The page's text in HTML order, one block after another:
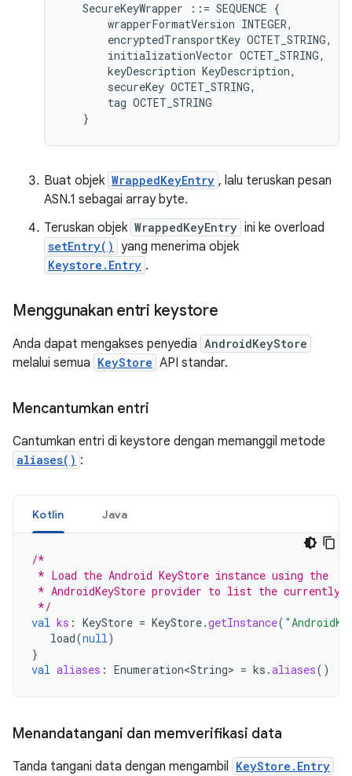
SecureKeyWrapper ::= SEQUENCE {
wrapperFormatVersion INTEGER,
encryptedTransportKey OCTET_STRING,
initializationVector OCTET_STRING,
keyDescription KeyDescription,
secureKey OCTET_STRING,
tag OCTET_STRING
}
Buat objek WrappedKeyEntry , lalu teruskan pesan
ASN.1 sebagai array byte.
Teruskan objek WrappedKeyEntry ini ke overload
setEntry() yang menerima objek
Keystore.Entry .
Menggunakan entri keystore
Anda dapat mengakses penyedia AndroidKeyStore
melalui semua KeyStore API standar.
Mencantumkan entri
Cantumkan entri di keystore dengan memanggil metode
aliases() :
Kotlin Java
/*
* Load the Android KeyStore instance using the
* AndroidKeyStore provider to list the currently
*/
val ks : KeyStore = KeyStore.getInstance(
load(null)
}
val aliases : Enumeration<String> = ks .aliases()
Menandatangani dan memverifikasi data
Tanda tangani data dengan mengambil KeyStore.Entry